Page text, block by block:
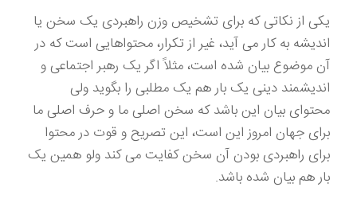
یکی از نکاتی که برای تشخیص وزن راهبردی یک سخن یا
اندیشه به کار می آید، غیر از تکرار، محتواهایی است که در
آن موضوع بیان شده است، مثلاً اگر یک رهبر اجتماعی و
اندیشمند دینی یک بار هم یک مطلبی را بگوید ولی
محتوای بیان این باشد که سخن اصلی ما و حرف اصلی ما
برای جهان امروز این است، این تصریح و قوت در محتوا
برای راهبردی بودن آن سخن کفایت می کند ولو همین یک
بار هم بیان شده باشد.